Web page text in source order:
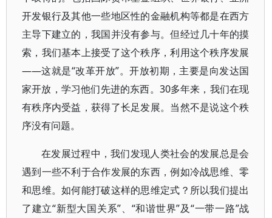
开发银行及其他一些地区性的金融机构等都是在西方
主导下建立的，我国并没有参与。但经过几十年的摸
索，我们基本上接受了这个秩序，利用这个秩序发展
——这就是“改革开放”。开放初期，主要是向发达国
家开放，学习他们先进的东西。30多年来，我们在现
有秩序内受益，获得了长足发展。当然不是说这个秩
序没有问题。
在发展过程中，我们发现人类社会的发展总是会
遇到一些不利于合作发展的东西，例如冷战思维、零
和思维。如何能打破这样的思维定式？所以我们提出
了建立“新型大国关系”、“和谐世界”及“一带一路”战